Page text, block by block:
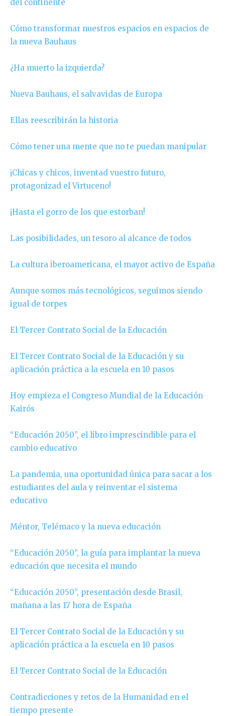
del continente
Cómo transformar nuestros espacios en espacios de
la nueva Bauhaus
¿Ha muerto la izquierda?
Nueva Bauhaus, el salvavidas de Europa
Ellas reescribirán la historia
Cómo tener una mente que no te puedan manipular
¡Chicas y chicos, inventad vuestro futuro,
protagonizad el Virtuceno!
¡Hasta el gorro de los que estorban!
Las posibilidades, un tesoro al alcance de todos
La cultura iberoamericana, el mayor activo de España
Aunque somos más tecnológicos, seguimos siendo
igual de torpes
El Tercer Contrato Social de la Educación
El Tercer Contrato Social de la Educación y su
aplicación práctica a la escuela en 10 pasos
Hoy empieza el Congreso Mundial de la Educación
Kairós
“Educación 2050”, el libro imprescindible para el
cambio educativo
La pandemia, una oportunidad única para sacar a los
estudiantes del aula y reinventar el sistema
educativo
Méntor, Telémaco y la nueva educación
“Educación 2050”, la guía para implantar la nueva
educación que necesita el mundo
“Educación 2050”, presentación desde Brasil,
mañana a las 17 hora de España
El Tercer Contrato Social de la Educación y su
aplicación práctica a la escuela en 10 pasos
El Tercer Contrato Social de la Educación
Contradicciones y retos de la Humanidad en el
tiempo presente